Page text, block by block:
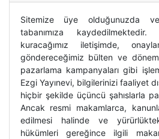
Sitemize üye olduğunuzda
tabanımıza
kuracağımız iletişimde,
göndereceğimiz bülten ve
pazarlama kampanyaları gibi
Ezgi Yayınevi, bilgilerinizi faaliyet
hiçbir şekilde üçüncü şahıslarla
Ancak resmi makamlarca,
edilmesi halinde ve
hükümleri gereğince ilgili